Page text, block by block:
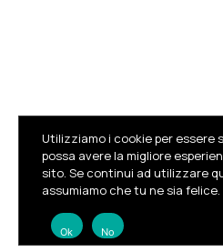
Facebook Instagram
© MIDJ Privacy Policy
Utilizziamo i cookie per essere
possa avere la migliore
sito. Se continui ad utilizzare
assumiamo che tu ne sia felice.
Ok No